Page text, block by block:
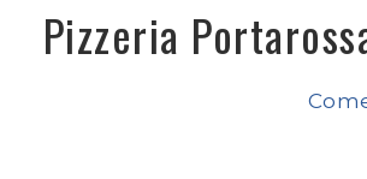
Pizzeria